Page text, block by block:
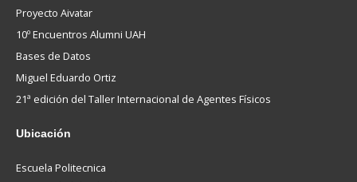
Proyecto Aivatar
10º Encuentros Alumni UAH
Bases de Datos
Miguel Eduardo Ortiz
21ª edición del Taller Internacional de Agentes Físicos
Ubicación
Escuela Politecnica